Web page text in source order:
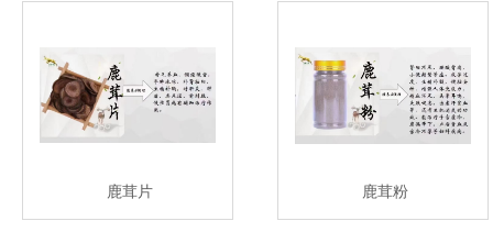
鹿茸片 鹿茸粉